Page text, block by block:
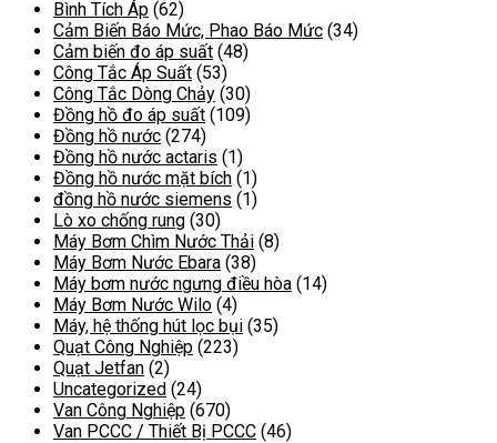
Bình Tích Áp (62)
Cảm Biến Báo Mức, Phao Báo Mức (34)
Cảm biến đo áp suất (48)
Công Tắc Áp Suất (53)
Công Tắc Dòng Chảy (30)
Đồng hồ đo áp suất (109)
Đồng hồ nước (274)
Đồng hồ nước actaris (1)
Đồng hồ nước mặt bích (1)
đồng hồ nước siemens (1)
Lò xo chống rung (30)
Máy Bơm Chìm Nước Thải (8)
Máy Bơm Nước Ebara (38)
Máy bơm nước ngưng điều hòa (14)
Máy Bơm Nước Wilo (4)
Máy, hệ thống hút lọc bụi (35)
Quạt Công Nghiệp (223)
Quạt Jetfan (2)
Uncategorized (24)
Van Công Nghiệp (670)
Van PCCC / Thiết Bị PCCC (46)